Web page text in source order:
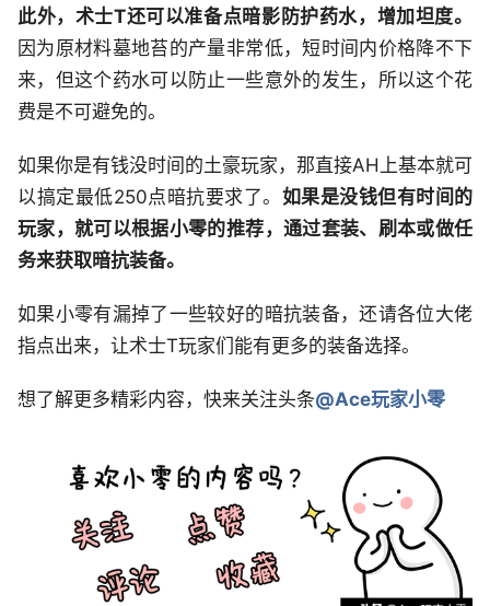
此外，术士T还可以准备点暗影防护药水，增加坦度。
因为原材料墓地苔的产量非常低，短时间内价格降不下
来，但这个药水可以防止一些意外的发生，所以这个花
费是不可避免的。
如果你是有钱没时间的土豪玩家，那直接AH上基本就可
以搞定最低250点暗抗要求了。 如果是没钱但有时间的
玩家，就可以根据小零的推荐，通过套装、刷本或做任
务来获取暗抗装备。
如果小零有漏掉了一些较好的暗抗装备，还请各位大佬
指点出来，让术士T玩家们能有更多的装备选择。
想了解更多精彩内容，快来关注头条@Ace玩家小零